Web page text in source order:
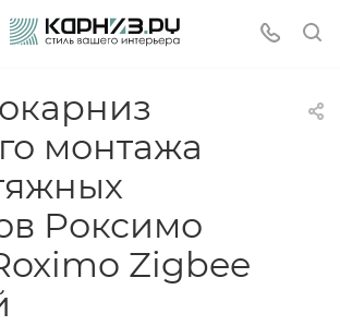
монтажа
Роксимо
Zigbee